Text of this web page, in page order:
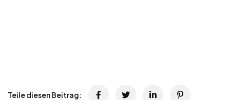
Teile diesen Beitrag: